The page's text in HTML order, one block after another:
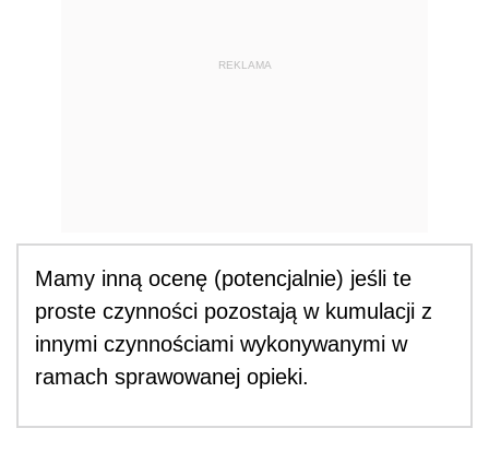
REKLAMA
Mamy inną ocenę (potencjalnie) jeśli te
proste czynności pozostają w kumulacji z
innymi czynnościami wykonywanymi w
ramach sprawowanej opieki.